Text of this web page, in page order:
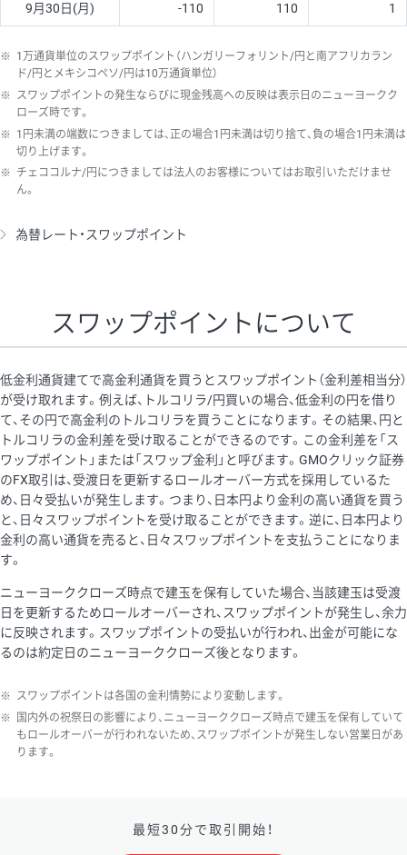
9月30日(月) -110 110 1
※ 1万通貨単位のスワップポイント（ハンガリーフォリント/円と南アフリカラン
ド/円とメキシコペソ/円は10万通貨単位）
※ スワップポイントの発生ならびに現金残高への反映は表示日のニューヨークク
ローズ時です。
※ 1円未満の端数につきましては、正の場合1円未満は切り捨て、負の場合1円未満は
切り上げます。
※ チェココルナ/円につきましては法人のお客様についてはお取引いただけませ
ん。
為替レート・スワップポイント
スワップポイントについて
低金利通貨建てで高金利通貨を買うとスワップポイント（金利差相当分）
が受け取れます。例えば、トルコリラ/円買いの場合、低金利の円を借り
て、その円で高金利のトルコリラを買うことになります。その結果、円と
トルコリラの金利差を受け取ることができるのです。この金利差を「ス
ワップポイント」または「スワップ金利」と呼びます。GMOクリック証券
のFX取引は、受渡日を更新するロールオーバー方式を採用しているた
め、日々受払いが発生します。つまり、日本円より金利の高い通貨を買う
と、日々スワップポイントを受け取ることができます。逆に、日本円より
金利の高い通貨を売ると、日々スワップポイントを支払うことになりま
す。
ニューヨーククローズ時点で建玉を保有していた場合、当該建玉は受渡
日を更新するためロールオーバーされ、スワップポイントが発生し、余力
に反映されます。スワップポイントの受払いが行われ、出金が可能にな
るのは約定日のニューヨーククローズ後となります。
※ スワップポイントは各国の金利情勢により変動します。
※
国内外の祝祭日の影響により、ニューヨーククローズ時点で建玉を保有していて
もロールオーバーが行われないため、スワップポイントが発生しない営業日があ
ります。
最短30分で取引開始！